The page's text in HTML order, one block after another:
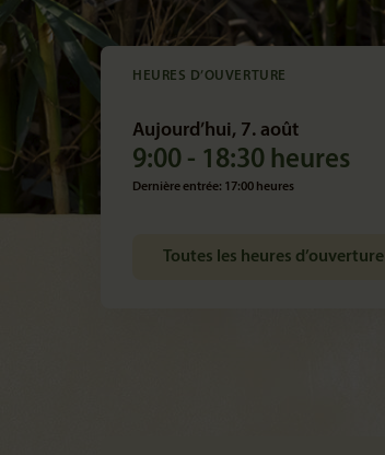
HEURES D’OUVERTURE
Aujourd’hui, 7. août
9:00 - 18:30 heures
Dernière entrée: 17:00 heures
Toutes les heures d’ouverture